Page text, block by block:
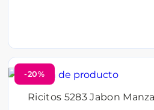
-20%
Ricitos 5283 Jabon